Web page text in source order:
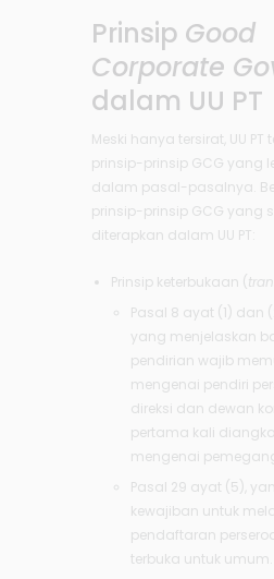
Prinsip Good
Corporate
dalam UU PT
Meski hanya tersirat, UU
prinsip-prinsip GCG yang
dalam pasal-pasalnya.
prinsip-prinsip GCG yang
diterapkan dalam UU PT:
Prinsip keterbukaan (
Pasal 8 ayat (1) dan
yang menjelaskan
pendirian wajib
mengenai pendiri
direksi dan dewan
pertama kali
mengenai
Pasal 29 ayat (5),
kewajiban untuk
pendaftaran
terbuka untuk umum.